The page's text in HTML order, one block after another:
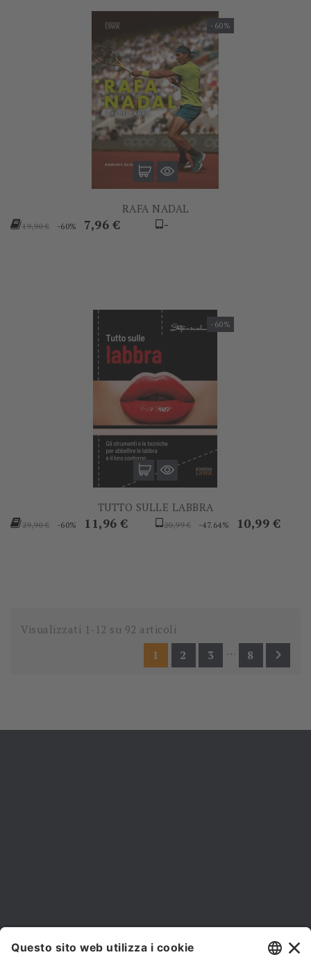
-60%
RAFA NADAL
Prezzo
19,90 € -60% Prezzo
7,96 € -
-60%
TUTTO SULLE LABBRA
Prezzo
29,90 € -60% Prezzo
11,96 €
Prezzo
20,99 € -47.64% Prezzo
10,99 €
Visualizzati 1-12 su 92 articoli
1
2 3 … 8 
Iscriviti alla nostra newsletter e rimani sempre aggiornato sulle